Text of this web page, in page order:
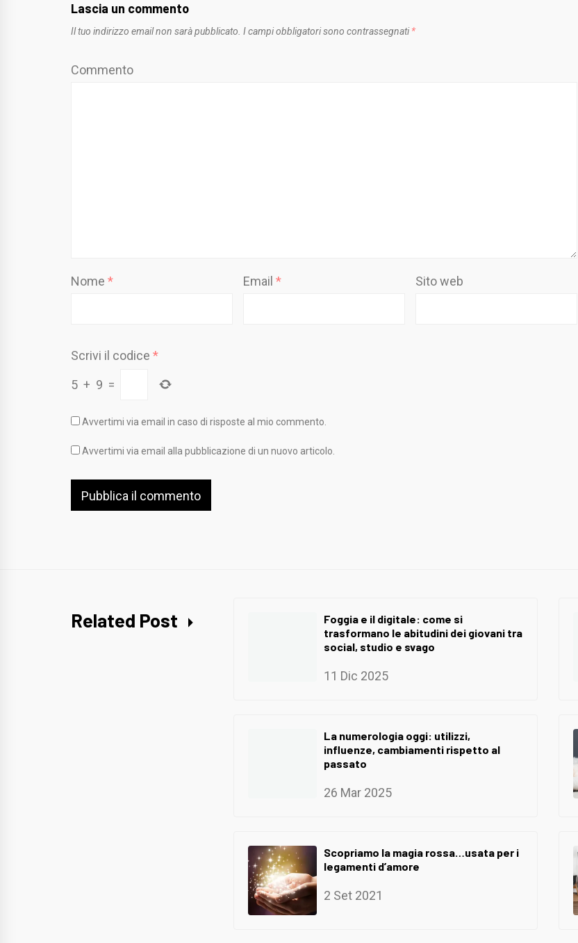
Lascia un commento
Il tuo indirizzo email non sarà pubblicato. I campi obbligatori sono contrassegnati *
Commento
Nome * Email * Sito web
Scrivi il codice *
5 + 9 =
Avvertimi via email in caso di risposte al mio commento.
Avvertimi via email alla pubblicazione di un nuovo articolo.
Related Post
Foggia e il digitale: come si
trasformano le abitudini dei giovani tra
social, studio e svago
11 Dic 2025
La numerologia oggi: utilizzi,
influenze, cambiamenti rispetto al
passato
26 Mar 2025
Scopriamo la magia rossa…usata per i
legamenti d’amore
2 Set 2021